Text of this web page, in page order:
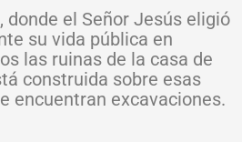
donde el Señor Jesús eligió
su vida pública en
las ruinas de la casa de
construida sobre esas
encuentran excavaciones.